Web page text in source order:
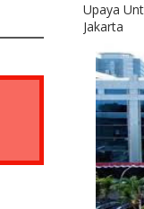
Upaya
Jakarta